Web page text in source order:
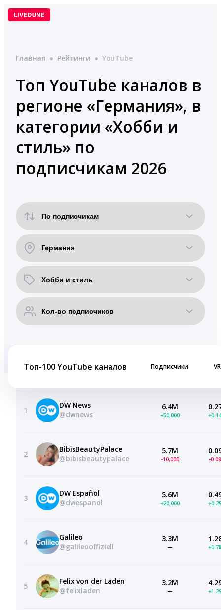
Перейти
Главная ● Рейтинги ● YouTube
Топ YouTube каналов в
регионе «Германия», в
категории «Хобби и
стиль» по
подписчикам 2026
Топ-100 YouTube каналов Подписчики VR
1
DW News
@dwnews
6.4M
+50,000
2
BibisBeautyPalace
@bibisbeautypalace
5.7M
-10,000 -
3
DW Español
@dwespanol
5.6M
+20,000
4
Galileo
@galileooffiziell
3.3M
—
5
Felix von der Laden
@felixladen
3.2M
—